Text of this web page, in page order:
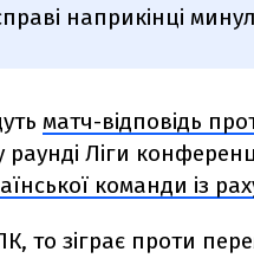
наприкінці
матч-відповідь
раунді Ліги
команди із
то зіграє проти